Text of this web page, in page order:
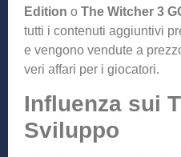
Edition o The Witcher 3
tutti i contenuti aggiuntivi
e vengono vendute a
veri affari per i giocatori.
Influenza sui
Sviluppo